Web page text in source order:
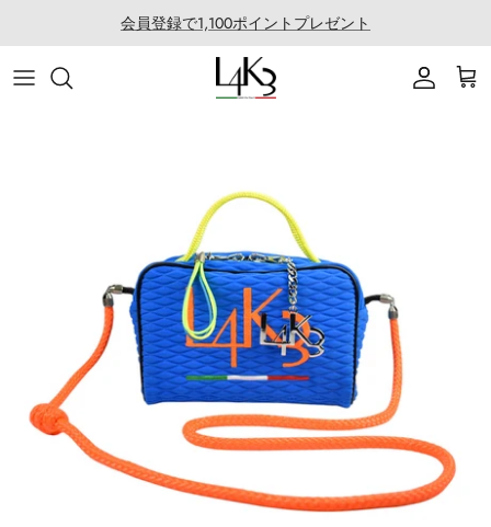
ッ
プ
会員登録で1,100ポイントプレゼント
ITEM
COLLABORATION
OTHER
STORY
COATING SERVICE
MACARON series
BACK PACK series
SECCHIELLO series
About LABORATORIO